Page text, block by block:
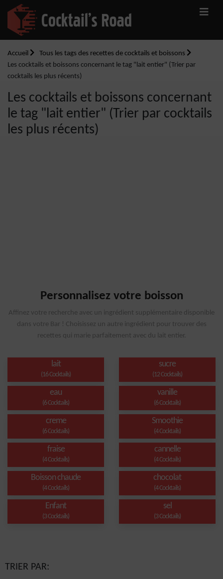
Accueil
Tous les tags des recettes de cocktails et boissons
Les cocktails et boissons concernant le tag "lait entier" (Trier par
cocktails les plus récents)
Les cocktails et boissons concernant
le tag "lait entier" (Trier par cocktails
les plus récents)
Personnalisez votre boisson
Affinez votre recherche avec un ingrédient supplémentaire disponible
dans votre Bar ! Choisissez un autre ingrédient pour trouver des
recettes qui marie parfaitement avec du lait entier.
lait
(16 Cocktails)
sucre
(12 Cocktails)
eau
(6 Cocktails)
vanille
(6 Cocktails)
creme
(6 Cocktails)
Smoothie
(4 Cocktails)
fraise
(4 Cocktails)
cannelle
(4 Cocktails)
Boisson chaude
(4 Cocktails)
chocolat
(4 Cocktails)
Enfant
(3 Cocktails)
sel
(3 Cocktails)
TRIER PAR: